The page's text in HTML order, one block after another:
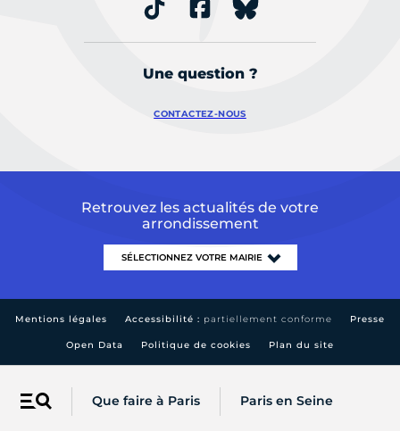
Menu Que faire à Paris Paris en Seine
Une question ?
CONTACTEZ-NOUS
Retrouvez les actualités de votre
arrondissement
Mentions légales Accessibilité : partiellement conforme Presse
Open Data Politique de cookies Plan du site